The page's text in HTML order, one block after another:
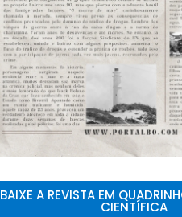
BAIXE A REVISTA EM
CIENTÍFICA